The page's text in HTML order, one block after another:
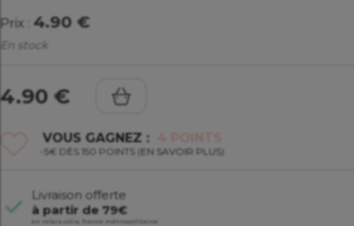
Prix : 4.90 €
En stock
4.90 €
VOUS GAGNEZ : 4 POINTS
-5€ DÈS 150 POINTS (EN SAVOIR PLUS)
Livraison offerte
à partir de 79€
en relais colis, france métropolitaine